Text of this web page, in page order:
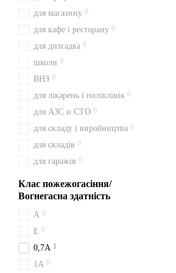
для магазину 0
для кафе і ресторану 0
для дитсадка 0
школи 0
ВНЗ 0
для лікарень і поліклінік 0
для АЗС и СТО 0
для складу і виробництва 0
для складів 0
для гаражів 0
Клас пожежогасіння/
Вогнегасна здатність
A 0
Е 0
0,7А 1
1A 0